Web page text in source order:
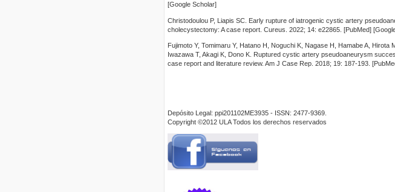
[Google Scholar]
Christodoulou P, Liapis SC. Early rupture of iatrogenic cystic artery
cholecystectomy: A case report. Cureus. 2022; 14: e22865. [PubMed]
Fujimoto Y, Tomimaru Y, Hatano H, Noguchi K, Nagase H, Hamabe A, Hirota
Iwazawa T, Akagi K, Dono K. Ruptured cystic artery pseudoaneurysm
case report and literature review. Am J Case Rep. 2018; 19: 187-193.
Depósito Legal: ppi201102ME3935 - ISSN: 2477-9369.
Copyright ©2012 ULA Todos los derechos reservados